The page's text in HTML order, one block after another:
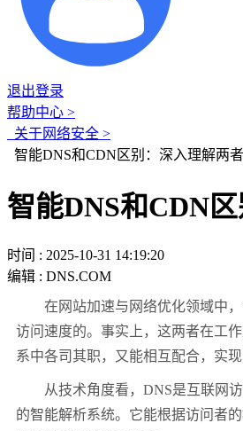
退出登录
帮助中心 >
关于网络安全 >
智能DNS和CDN区别：深入理解两
智能DNS和CDN
时间 : 2025-10-31 14:19:20
编辑 : DNS.COM
在网站加速与网络优化领域中，“
访问速度的。事实上，这两者在工
系中各司其职，又能相互配合，实
从技术角度看，DNS是互联网访
的智能解析系统。它能根据访问者